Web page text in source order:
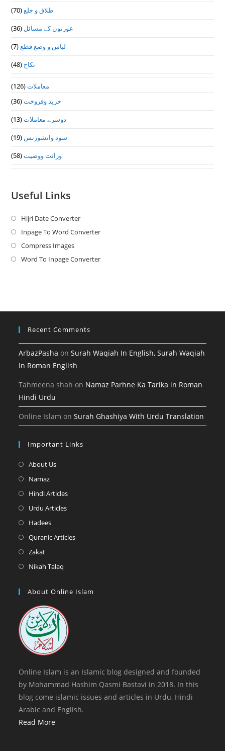
طلاق و خلع(70)
عورتوں کے مسائل (36)
لباس و وضع قطع(7)
نکاح (48)
معاملات(126)
خرید وفروخت(36)
دوسرے معاملات(13)
سود وانشورنس (19)
وراثت ووصيت(58)
Useful Links
Hijri Date ConverterOpens
in
new
Inpage To Word ConverterOpens
a
Compress ImagesOpens
in
Word To Inpage ConverterOpens
tab
Recent Comments
ArbazPasha onSurah Waqiah In English, Surah Waqiah
In Roman English
Tahmeena shah on Namaz Parhne Ka Tarika in Roman
Hindi Urdu
Online Islam onSurah Ghashiya With Urdu Translation
Important Links
About UsOpens
tab
NamazOpens
in
tab
Hindi ArticlesOpens
tab
Urdu ArticlesOpens
HadeesOpens
in
tab
Quranic ArticlesOpens
ZakatOpens
in
new
Nikah Talaq
a
tab
About Online Islam
Online Islam is an Islamic blog designed and founded
by Mohammad Hashim Qasmi Bastavi in 2018. In this
blog come islamic issues and articles in Urdu, Hindi
Arabic and English.
Read More